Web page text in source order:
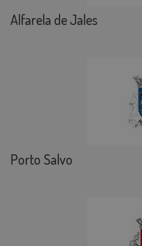
Alfarela de Jales
Porto Salvo